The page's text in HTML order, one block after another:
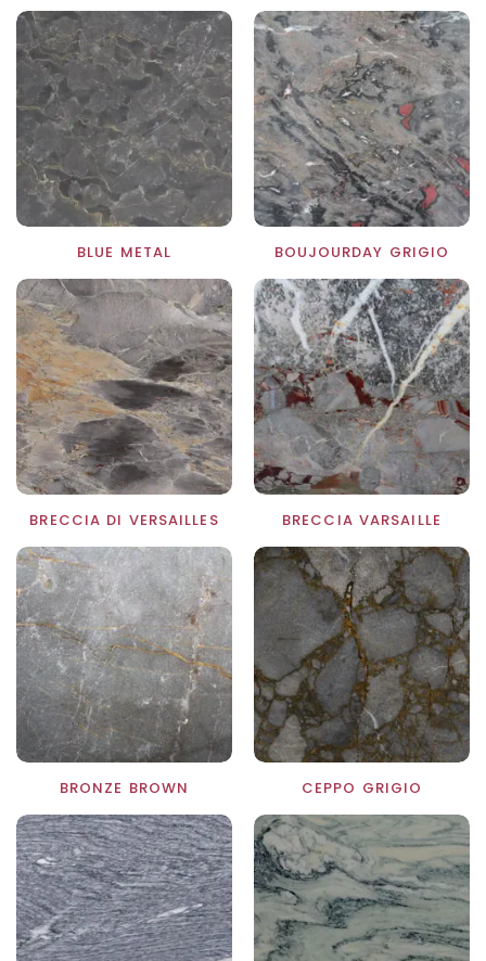
BLUE METAL BOUJOURDAY GRIGIO
BRECCIA DI VERSAILLES BRECCIA VARSAILLE
BRONZE BROWN CEPPO GRIGIO